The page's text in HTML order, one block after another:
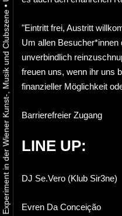
•
"Eintritt frei, Austritt
Um allen Besucher*innen
unverbindlich
freuen uns, wenn ihr uns
finanzieller Möglichkeit
Barrierefreier Zugang
LINE UP:
DJ Se.Vero (Klub Sir3ne)
Evren Da Conceição